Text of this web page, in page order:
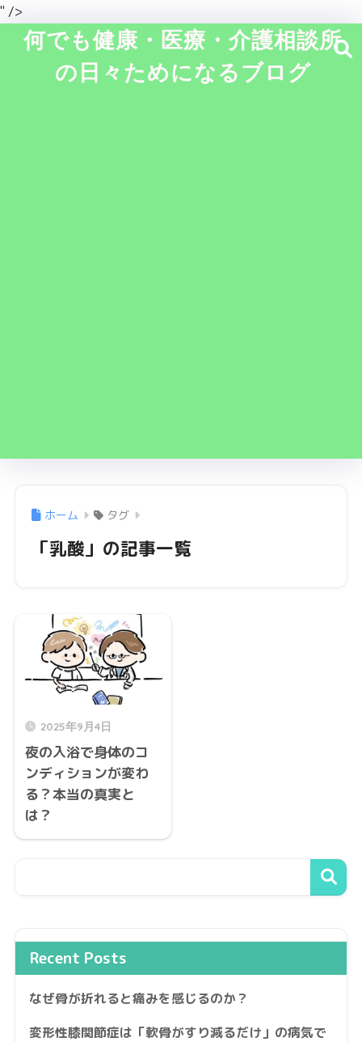
" />
何でも健康・医療・介護相談所
の日々ためになるブログ
ホーム タグ
「乳酸」の記事一覧
2025年9月4日
夜の入浴で身体のコ
ンディションが変わ
る？本当の真実と
は？
Recent Posts
なぜ骨が折れると痛みを感じるのか？
変形性膝関節症は「軟骨がすり減るだけ」の病気で